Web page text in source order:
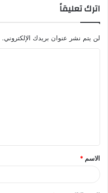
اترك تعليقاً
لن يتم نشر عنوان بريدك الإلكتروني.
ق
*
الاسم *